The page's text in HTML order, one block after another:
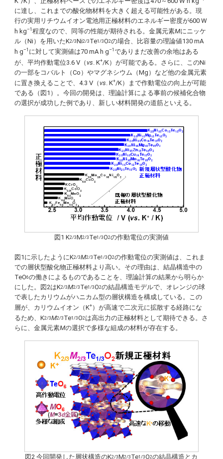
に達し、これまでの酸化物材料を大きく超える可能性がある。現
行の実用リチウムイオン電池用正極材料のエネルギー密度が600 W
h kg–1程度なので、同等の性能が期待される。金属元素Mにニッケ
ル（Ni）を用いたK2/3Ni2/3 Te1/3O2の場合、比容量の理論値130 mA
h g–1 に対して実測値は70 mA h g–1でありまだ改善の余地はある
が、平均作動電位3.6 V（vs. K+/K）が可能である。さらに、このNi
の一部をコバルト（Co）やマグネシウム（Mg）など他の金属元素
に置き換えることで、4.3 V（vs. K+/K）まで作動電位の向上が可能
である（図1）。今回の開発は、理論計算による事前の候補化合物
の選択が成功した例であり、新しい材料開発の道筋といえる。
図1 K2/3M2/3 Te1/3O2の作動電位の実測値
図1に示したようにK2/3M2/3 Te1/3O2の作動電位の実測値は、これま
での層状型酸化物正極材料より高い。その理由は、結晶構造中の
TeO6の働きによるものであることを、理論計算の結果から明らか
にした。図2はK2/3M2/3 Te1/3O2の結晶構造モデルで、オレンジの球
で表したカリウムがハニカム型の層状構造を構成している。この
層が、カリウムイオン（K+ ）が高速で二次元に拡散する経路にな
るため、K2/3M2/3 Te1/3O2 は高出力の正極材料として期待できる。さ
らに、金属元素Mの選択で多様な組成の材料が存在する。
図2 今回開発した層状構造のK2/3M2/3 Te1/3O2の結晶構造とカ